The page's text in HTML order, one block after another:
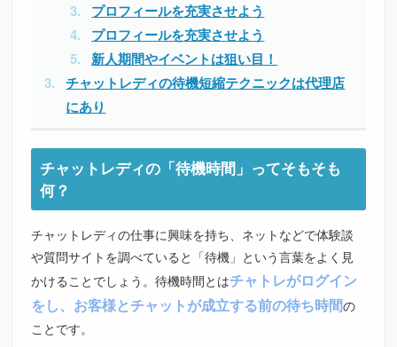
プロフィールを充実させよう
プロフィールを充実させよう
新人期間やイベントは狙い目！
チャットレディの待機短縮テクニックは代理店
にあり
チャットレディの「待機時間」ってそもそも
何？
チャットレディの仕事に興味を持ち、ネットなどで体験談
や質問サイトを調べていると「待機」という言葉をよく見
かけることでしょう。待機時間とはチャトレがログイン
をし、お客様とチャットが成立する前の待ち時間の
ことです。